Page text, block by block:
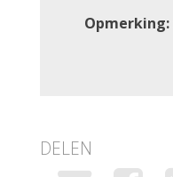
Opmerking:
DELEN